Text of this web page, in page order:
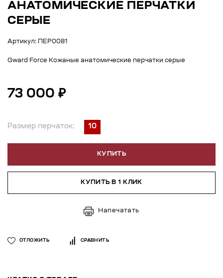
АНАТОМИЧЕСКИЕ ПЕРЧАТКИ
СЕРЫЕ
Артикул: ПЕР0081
Gward Force Кожаные анатомические перчатки серые
73 000 ₽
Размер перчаток: 10
КУПИТЬ
КУПИТЬ В 1 КЛИК
Напечатать
ОТЛОЖИТЬ СРАВНИТЬ